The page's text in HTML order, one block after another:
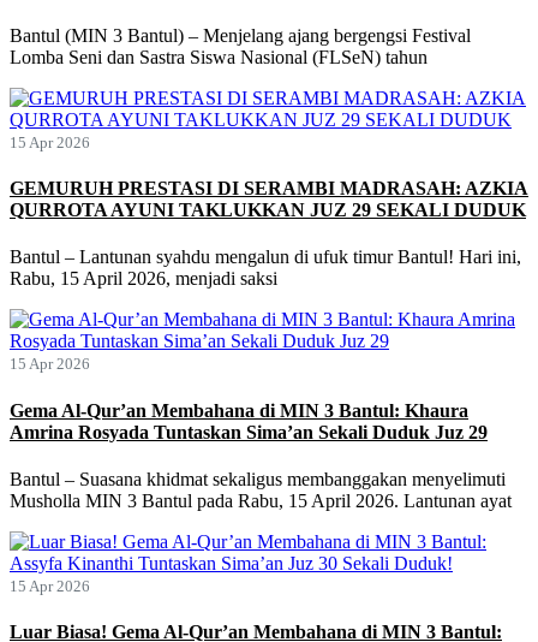
Bantul (MIN 3 Bantul) – Menjelang ajang bergengsi Festival
Lomba Seni dan Sastra Siswa Nasional (FLSeN) tahun
15 Apr 2026
GEMURUH PRESTASI DI SERAMBI MADRASAH: AZKIA
QURROTA AYUNI TAKLUKKAN JUZ 29 SEKALI DUDUK
Bantul – Lantunan syahdu mengalun di ufuk timur Bantul! Hari ini,
Rabu, 15 April 2026, menjadi saksi
15 Apr 2026
Gema Al-Qur’an Membahana di MIN 3 Bantul: Khaura
Amrina Rosyada Tuntaskan Sima’an Sekali Duduk Juz 29
Bantul – Suasana khidmat sekaligus membanggakan menyelimuti
Musholla MIN 3 Bantul pada Rabu, 15 April 2026. Lantunan ayat
15 Apr 2026
Luar Biasa! Gema Al-Qur’an Membahana di MIN 3 Bantul: